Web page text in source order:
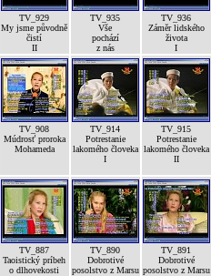
TV_929
My jsme původně
čistí
II
TV_935
Vše
pochází
z nás
TV_936
Záměr lidského
života
I
TV_908
Múdrosť proroka
Mohameda
TV_914
Potrestanie
lakomého človeka
I
TV_915
Potrestanie
lakomého človeka
II
TV_887
Taoistický príbeh
o dlhovekosti
TV_890
Dobrotivé
posolstvo z Marsu
TV_891
Dobrotivé
posolstvo z Marsu